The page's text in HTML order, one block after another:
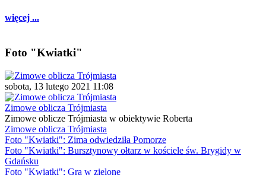
więcej ...
Foto "Kwiatki"
sobota, 13 lutego 2021 11:08
Zimowe oblicza Trójmiasta
Zimowe oblicze Trójmiasta w obiektywie Roberta
Zimowe oblicza Trójmiasta
Foto "Kwiatki": Zima odwiedziła Pomorze
Foto "Kwiatki": Bursztynowy ołtarz w kościele św. Brygidy w
Gdańsku
Foto "Kwiatki": Gra w zielone